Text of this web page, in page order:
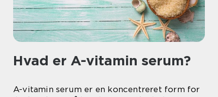
Hvad er A-vitamin serum?
A-vitamin serum er en koncentreret form for